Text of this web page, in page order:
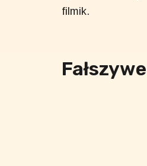
filmik.